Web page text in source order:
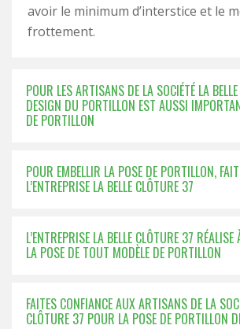
avoir le minimum d’interstice et le
frottement.
POUR LES ARTISANS DE LA SOCIÉTÉ LA
DESIGN DU PORTILLON EST AUSSI
DE PORTILLON
POUR EMBELLIR LA POSE DE PORTILLON,
L’ENTREPRISE LA BELLE CLÔTURE 37
L’ENTREPRISE LA BELLE CLÔTURE 37
LA POSE DE TOUT MODÈLE DE PORTILLON
FAITES CONFIANCE AUX ARTISANS DE LA
CLÔTURE 37 POUR LA POSE DE PORTILLON